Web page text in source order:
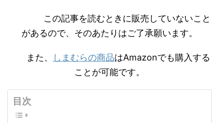
この記事を読むときに販売していないこと
があるので、そのあたりはご了承願います。
また、 しまむらの商品はAmazonでも購入する
ことが可能です。
目次